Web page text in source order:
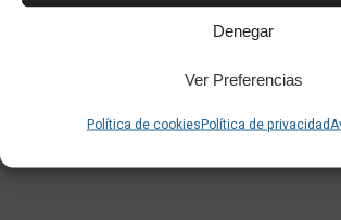
Denegar
Ver Preferencias
Política de cookiesPolítica de privacidad
Hoy